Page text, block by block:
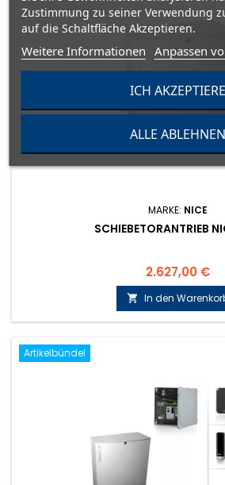
MARKE: NICE
SCHIEBETORANTRIEB
Preis
2.627,00 €
 In den
Artikelbündel
Zustimmung zu seiner Verwendung
auf die Schaltfläche Akzeptieren.
Weitere Informationen Anpassen
ALLE ABLEHNEN
ICH AKZEPTIERE